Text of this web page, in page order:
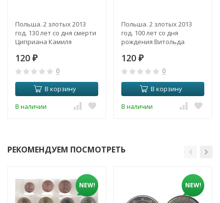
Польша. 2 злотых 2013
год. 130 лет со дня смерти
Циприана Камиля
120 ₽
0
В корзину
В наличии
Польша. 2 злотых 2013
год. 100 лет со дня
рождения Витольда
120 ₽
0
В корзину
В наличии
РЕКОМЕНДУЕМ ПОСМОТРЕТЬ
NEW! NEW!